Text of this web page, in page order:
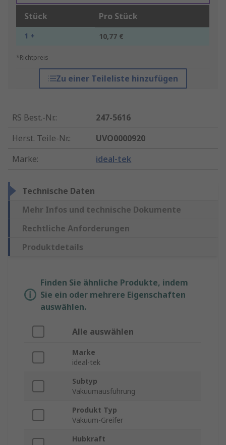
Stück Pro Stück
1 + 10,77 €
*Richtpreis
Zu einer Teileliste hinzufügen
RS Best.-Nr.:
247-5616
Herst. Teile-Nr.:
UVO0000920
Marke: ideal-tek
Technische Daten
Mehr Infos und technische Dokumente
Rechtliche Anforderungen
Produktdetails
Finden Sie ähnliche Produkte, indem
Sie ein oder mehrere Eigenschaften
auswählen.
Alle auswählen
Marke
ideal-tek
Subtyp
Vakuumausführung
Produkt Typ
Vakuum-Greifer
Hubkraft